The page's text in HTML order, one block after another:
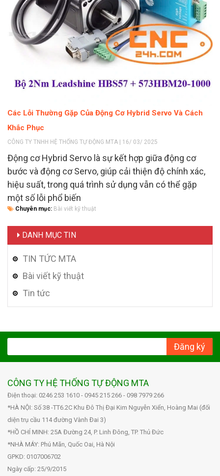
Các Lỗi Thường Gặp Của Động Cơ Hybrid Servo Và Cách
Khắc Phục
CÔNG TY TNHH HỆ THỐNG TỰ ĐỘNG MTA | 16/ 03/ 2025
Động cơ Hybrid Servo là sự kết hợp giữa động cơ
bước và động cơ Servo, giúp cải thiện độ chính xác,
hiệu suất, trong quá trình sử dụng vẫn có thể gặp
một số lỗi phổ biến
Chuyên mục: Bài viết kỹ thuật
DANH MỤC TIN
TIN TỨC MTA
Bài viết kỹ thuật
Tin tức
Đăng ký
CÔNG TY HỆ THỐNG TỰ ĐỘNG MTA
Điện thoại: 0246 253 1610 - 0945 215 266 - 098 7979 266
*HÀ NỘI: Số 38 -TT6.2C Khu Đô Thị Đại Kim Nguyễn Xiển, Hoàng Mai (đối
diện trụ cầu 114 đường Vành Đai 3)
*HỒ CHÍ MINH: 25A Đường 24, P. Linh Đông, TP. Thủ Đức
*NHÀ MÁY: Phú Mãn, Quốc Oai, Hà Nội
GPKD: 0107006702
Ngày cấp: 25/9/2015